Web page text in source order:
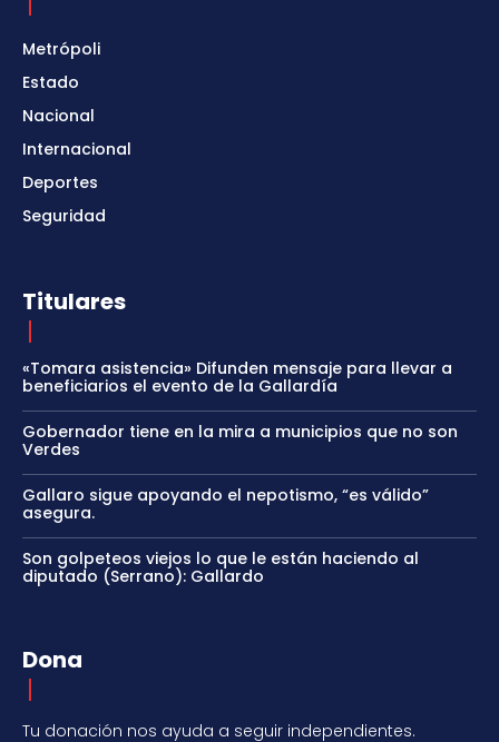
Metrópoli
Estado
Nacional
Internacional
Deportes
Seguridad
Titulares
«Tomara asistencia» Difunden mensaje para llevar a
beneficiarios el evento de la Gallardía
Gobernador tiene en la mira a municipios que no son
Verdes
Gallaro sigue apoyando el nepotismo, “es válido”
asegura.
Son golpeteos viejos lo que le están haciendo al
diputado (Serrano): Gallardo
Dona
Tu donación nos ayuda a seguir independientes.